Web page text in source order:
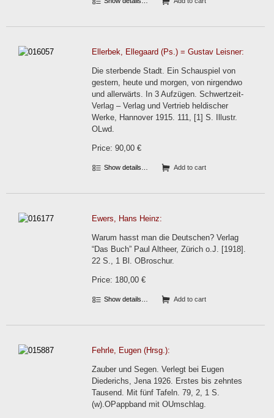
Ellerbek, Ellegaard (Ps.) = Gustav Leisner:
Die sterbende Stadt. Ein Schauspiel von
gestern, heute und morgen, von nirgendwo
und allerwärts. In 3 Aufzügen. Schwertzeit-
Verlag – Verlag und Vertrieb heldischer
Werke, Hannover 1915. 111, [1] S. Illustr.
OLwd.
Price: 90,00 €
Show details… Add to cart
Ewers, Hans Heinz:
Warum hasst man die Deutschen? Verlag
“Das Buch” Paul Altheer, Zürich o.J. [1918].
22 S., 1 Bl. OBroschur.
Price: 180,00 €
Show details… Add to cart
Fehrle, Eugen (Hrsg.):
Zauber und Segen. Verlegt bei Eugen
Diederichs, Jena 1926. Erstes bis zehntes
Tausend. Mit fünf Tafeln. 79, 2, 1 S.
(w).OPappband mit OUmschlag.